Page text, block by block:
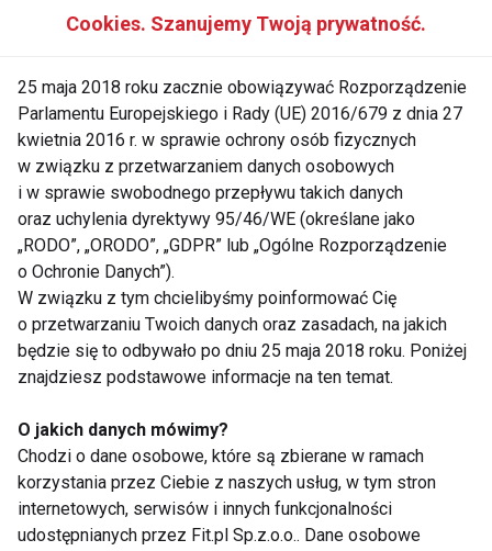
zainteresowaniu się tym tradycyjnym składnikiem
kucharską poświęconą wyłącznie algom, zwanym
„morskimi warzywami”. Zgodnie ze współczesnym
trendem zwracania się ku produktom organicznym i
pochodzącym z najczystszych środowisk coraz
popularniejsze są właśnie algi i miejmy nadzieje, że
na szerszą skalę pojawia się także u nas.
A tymczasem prosty przepis na makaron z
łososiem i algami.
• 160 g makaronu (najlepiej linguine) ugotować
zgodnie z przepisem na opakowaniu
• 1 listek suszonych, opiekanych glonów (jak do
Cookies. Szanujemy Twoją prywatność.
25 maja 2018 roku zacznie obowiązywać Rozporządzenie
Parlamentu Europejskiego i Rady (UE) 2016/679 z dnia 27
kwietnia 2016 r. w sprawie ochrony osób fizycznych
w związku z przetwarzaniem danych osobowych
i w sprawie swobodnego przepływu takich danych
oraz uchylenia dyrektywy 95/46/WE (określane jako
„RODO”, „ORODO”, „GDPR” lub „Ogólne Rozporządzenie
o Ochronie Danych”).
W związku z tym chcielibyśmy poinformować Cię
o przetwarzaniu Twoich danych oraz zasadach, na jakich
będzie się to odbywało po dniu 25 maja 2018 roku. Poniżej
znajdziesz podstawowe informacje na ten temat.
O jakich danych mówimy?
Chodzi o dane osobowe, które są zbierane w ramach
korzystania przez Ciebie z naszych usług, w tym stron
internetowych, serwisów i innych funkcjonalności
udostępnianych przez Fit.pl Sp.z.o.o.. Dane osobowe